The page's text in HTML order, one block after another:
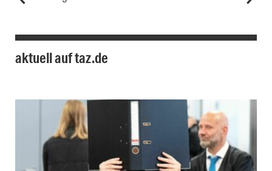
aktuell auf taz.de